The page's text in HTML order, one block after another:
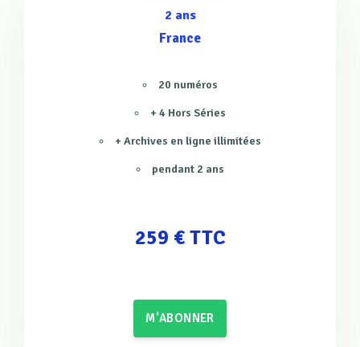
2 ans
France
20 numéros
+ 4 Hors Séries
+ Archives en ligne illimitées
pendant 2 ans
259 € TTC
M'ABONNER